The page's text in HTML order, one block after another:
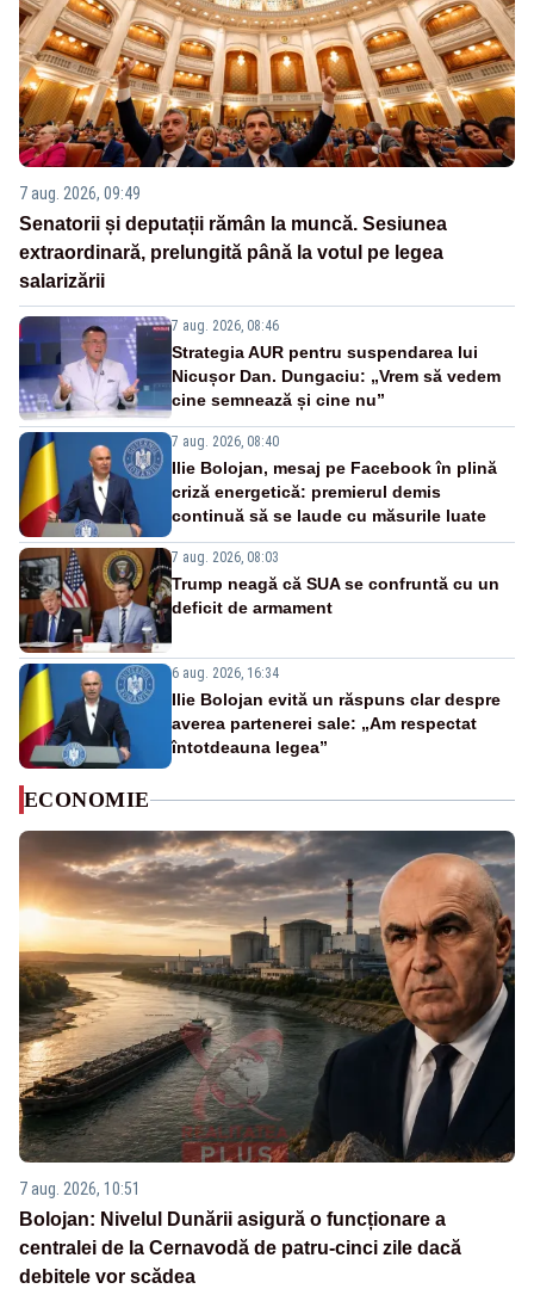
7 aug. 2026, 09:49
Senatorii și deputații rămân la muncă. Sesiunea
extraordinară, prelungită până la votul pe legea
salarizării
7 aug. 2026, 08:46
Strategia AUR pentru suspendarea lui
Nicușor Dan. Dungaciu: „Vrem să vedem
cine semnează și cine nu”
7 aug. 2026, 08:40
Ilie Bolojan, mesaj pe Facebook în plină
criză energetică: premierul demis
continuă să se laude cu măsurile luate
7 aug. 2026, 08:03
Trump neagă că SUA se confruntă cu un
deficit de armament
6 aug. 2026, 16:34
Ilie Bolojan evită un răspuns clar despre
averea partenerei sale: „Am respectat
întotdeauna legea”
ECONOMIE
7 aug. 2026, 10:51
Bolojan: Nivelul Dunării asigură o funcționare a
centralei de la Cernavodă de patru-cinci zile dacă
debitele vor scădea